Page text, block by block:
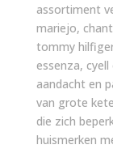
assortiment
mariejo,
tommy
essenza,
aandacht en
van grote
die zich
huismerken